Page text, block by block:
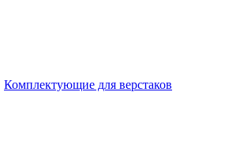
Комплектующие для верстаков